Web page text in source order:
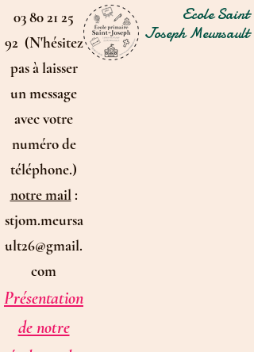
Ecole Saint
Joseph Meursault
03 80 21 25
92 (N'hésitez
pas à laisser
un message
avec votre
numéro de
téléphone.)
notre mail:
stjom.meursa
ult26@gmail.
com
Présentation
de notre